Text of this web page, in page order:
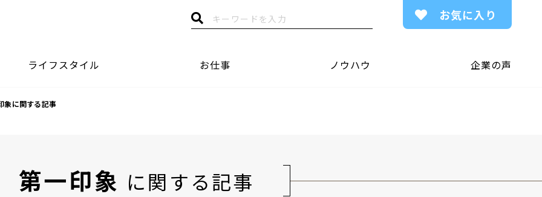
ライフスタイル お仕事 ノウハウ 企業の声
お気に入り
象に関する記事
第一印象 に関する記事